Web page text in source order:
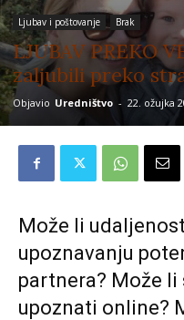
Ljubav i poštovanje Brak
LJUBAV PREKO
zaljubili preko
Objavio Uredništvo - 22. ožujka
Može li
upoznavanju
partnera? Može li
upoznati online?